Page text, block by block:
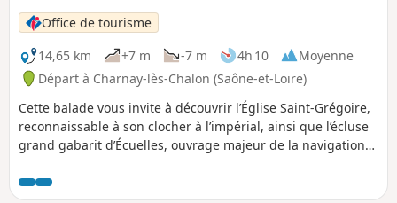
Office de tourisme
14,65 km
+7 m -7 m 4h 10
Moyenne
Départ à Charnay-lès-Chalon (Saône-et-Loire)
Cette balade vous invite à découvrir l’Église Saint-Grégoire,
reconnaissable à son clocher à l’impérial, ainsi que l’écluse
grand gabarit d’Écuelles, ouvrage majeur de la navigation
Val de Saône, refuge du courlis cendré.